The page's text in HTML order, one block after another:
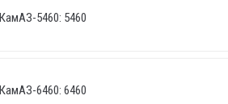
КамАЗ-5460: 5460
КамАЗ-6460: 6460